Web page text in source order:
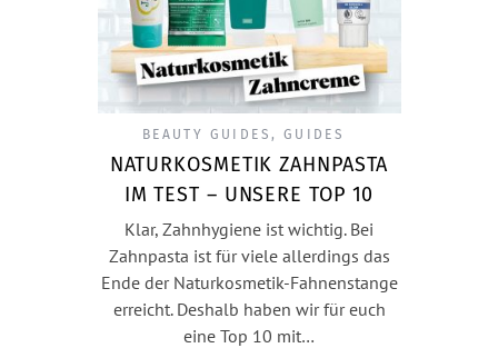
BEAUTY GUIDES , GUIDES
NATURKOSMETIK ZAHNPASTA
IM TEST – UNSERE TOP 10
Klar, Zahnhygiene ist wichtig. Bei
Zahnpasta ist für viele allerdings das
Ende der Naturkosmetik-Fahnenstange
erreicht. Deshalb haben wir für euch
eine Top 10 mit…